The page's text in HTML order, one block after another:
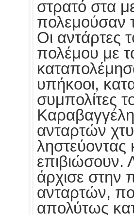
στρατό στα
πολεμούσαν
Οι αντάρτες
πολέμου με
υπήκοοι,
συμπολίτες
Καραβαγγέλη
ανταρτών
ληστεύοντας
επιβιώσουν.
άρχισε στην
ανταρτών,
απολύτως